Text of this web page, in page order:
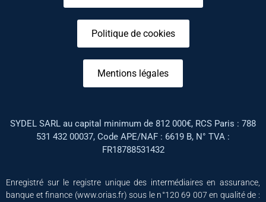
Politique de cookies
Mentions légales
SYDEL SARL au capital minimum de 812 000€, RCS Paris : 788
531 432 00037, Code APE/NAF : 6619 B, N° TVA :
FR18788531432
Enregistré sur le registre unique des intermédiaires en assurance,
banque et finance (www.orias.fr) sous le n°120 69 007 en qualité de :